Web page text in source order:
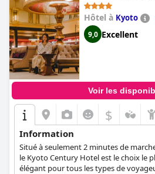
Hôtel à Kyoto
9,0 Excellent
Voir les
$
Information
Situé à seulement 2 minutes de
le Kyoto Century Hotel est le choix le
élégant pour tous les types de